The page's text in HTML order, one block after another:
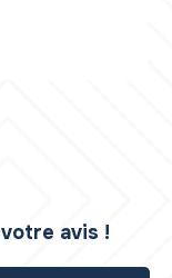
avis !